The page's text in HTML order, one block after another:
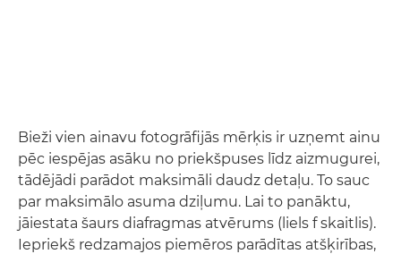
Bieži vien ainavu fotogrāfijās mērķis ir uzņemt ainu
pēc iespējas asāku no priekšpuses līdz aizmugurei,
tādējādi parādot maksimāli daudz detaļu. To sauc
par maksimālo asuma dziļumu. Lai to panāktu,
jāiestata šaurs diafragmas atvērums (liels f skaitlis).
Iepriekš redzamajos piemēros parādītas atšķirības,